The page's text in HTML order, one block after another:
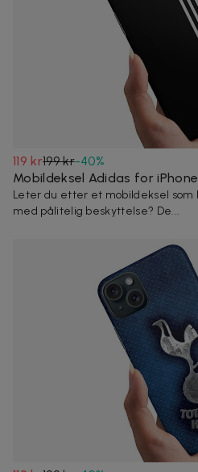
119 kr199 kr-40%
Mobildeksel Adidas for iPhone
Leter du etter et mobildeksel
med pålitelig beskyttelse? De...